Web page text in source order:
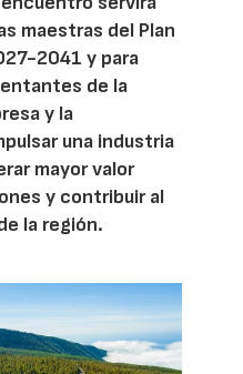
maestras del Plan
2041 y para
de la
y la
una industria
mayor valor
y contribuir al
la región.